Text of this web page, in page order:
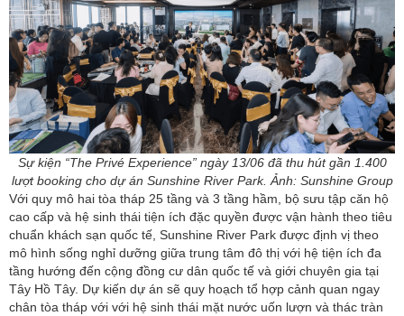
Sự kiện “The Privé Experience” ngày 13/06 đã thu hút gần 1.400
lượt booking cho dự án Sunshine River Park. Ảnh: Sunshine Group
Với quy mô hai tòa tháp 25 tầng và 3 tầng hầm, bộ sưu tập căn hộ
cao cấp và hệ sinh thái tiện ích đặc quyền được vận hành theo tiêu
chuẩn khách sạn quốc tế, Sunshine River Park được định vị theo
mô hình sống nghỉ dưỡng giữa trung tâm đô thị với hệ tiện ích đa
tầng hướng đến cộng đồng cư dân quốc tế và giới chuyên gia tại
Tây Hồ Tây. Dự kiến dự án sẽ quy hoạch tổ hợp cảnh quan ngay
chân tòa tháp với với hệ sinh thái mặt nước uốn lượn và thác tràn